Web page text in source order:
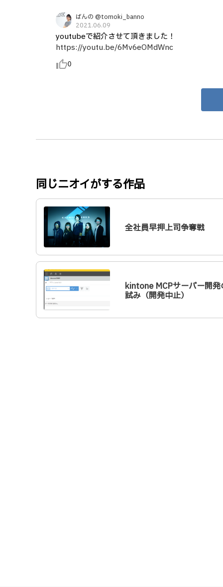
ばんの @tomoki_banno
2021.06.09
youtubeで紹介させて頂きました！
https://youtu.be/6Mv6eOMdWnc
thumb_up_alt0
同じニオイがする作品
全社員早押上司争奪戦
kintone MCPサーバー開発
試み（開発中止）